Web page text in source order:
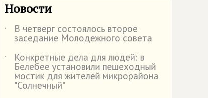
Новости
˙ В четверг состоялось второе
заседание Молодежного совета
˙
Конкретные дела для людей: в
Белебее установили пешеходный
мостик для жителей микрорайона
"Солнечный"